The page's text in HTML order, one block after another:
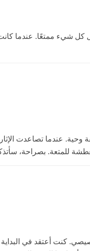
شيء ممتعًا. عندما كانت
عندما تصاعدت
بصراحة، سأتذكر
كنت أعتقد في البداية